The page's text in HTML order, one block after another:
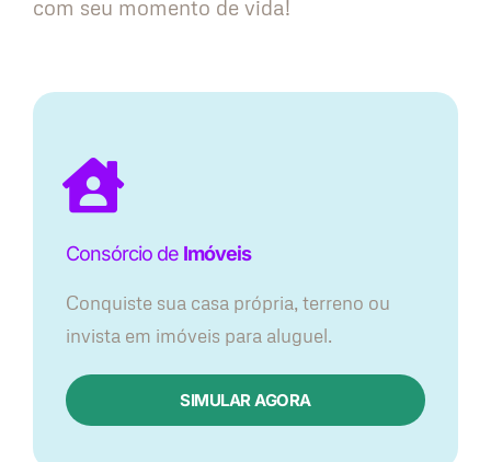
com seu momento de vida!
Consórcio de Imóveis
Conquiste sua casa própria, terreno ou
invista em imóveis para aluguel.
SIMULAR AGORA​